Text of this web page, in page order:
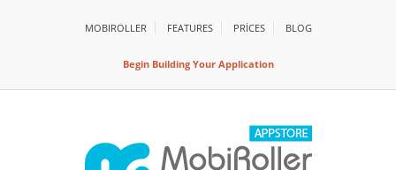
MOBIROLLER FEATURES PRİCES BLOG
Begin Building Your Application